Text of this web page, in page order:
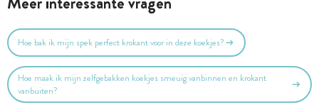
Hoe bak ik mijn spek perfect krokant voor in deze koekjes?
Hoe maak ik mijn zelfgebakken koekjes smeuïg vanbinnen en krokant
vanbuiten?